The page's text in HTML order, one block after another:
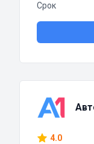
Срок
4.0